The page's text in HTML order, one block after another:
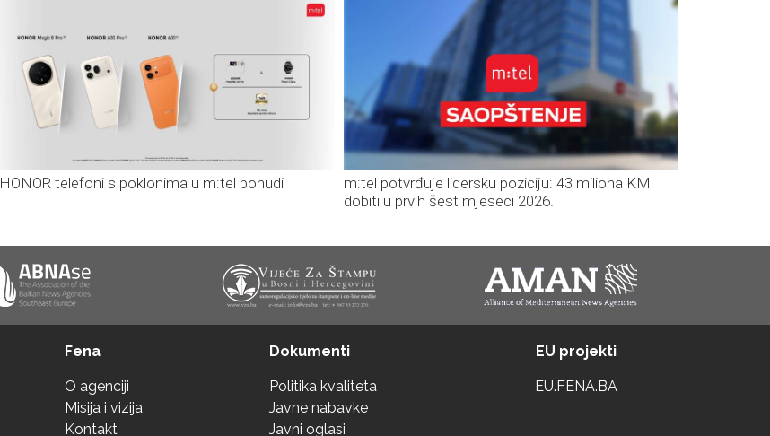
HONOR telefoni s poklonima u m:tel ponudi
m:tel potvrđuje lidersku poziciju: 43 miliona KM
dobiti u prvih šest mjeseci 2026.
Fena
O agenciji
Misija i vizija
Kontakt
Dokumenti
Politika kvaliteta
Javne nabavke
Javni oglasi
EU projekti
EU.FENA.BA